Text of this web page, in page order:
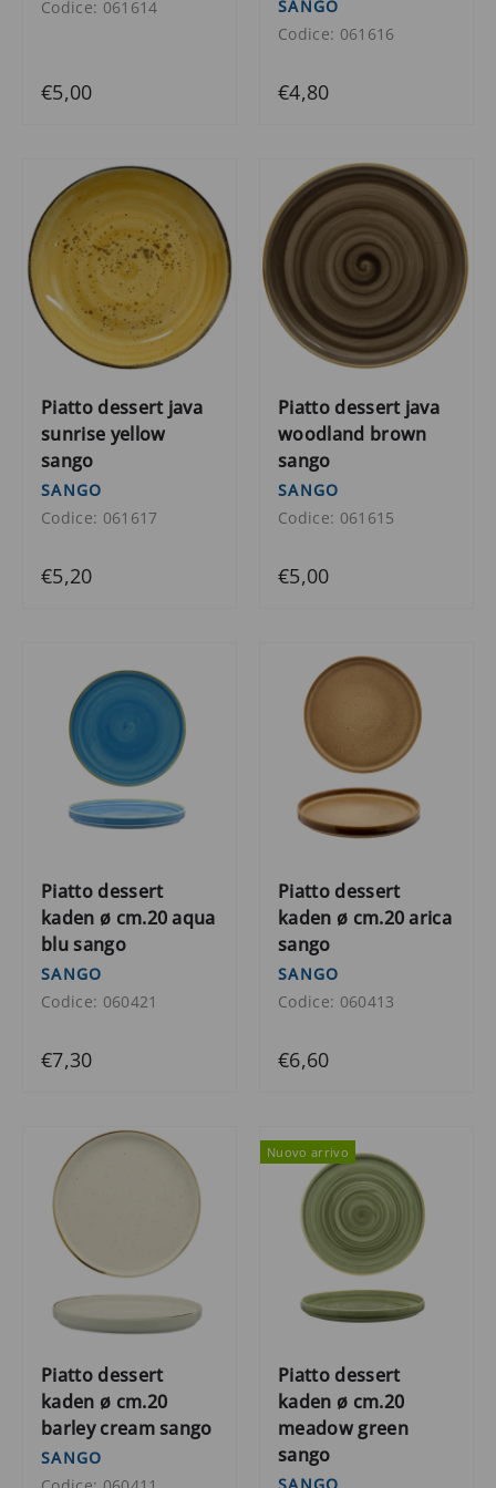
Codice: 061614
€5,00
SANGO
Codice: 061616
€4,80
Piatto dessert java
sunrise yellow
sango
SANGO
Codice: 061617
€5,20
Piatto dessert java
woodland brown
sango
SANGO
Codice: 061615
€5,00
Piatto dessert
kaden ø cm.20 aqua
blu sango
SANGO
Codice: 060421
€7,30
Piatto dessert
kaden ø cm.20 arica
sango
SANGO
Codice: 060413
€6,60
Piatto dessert
kaden ø cm.20
barley cream sango
SANGO
Nuovo arrivo
Piatto dessert
kaden ø cm.20
meadow green
sango